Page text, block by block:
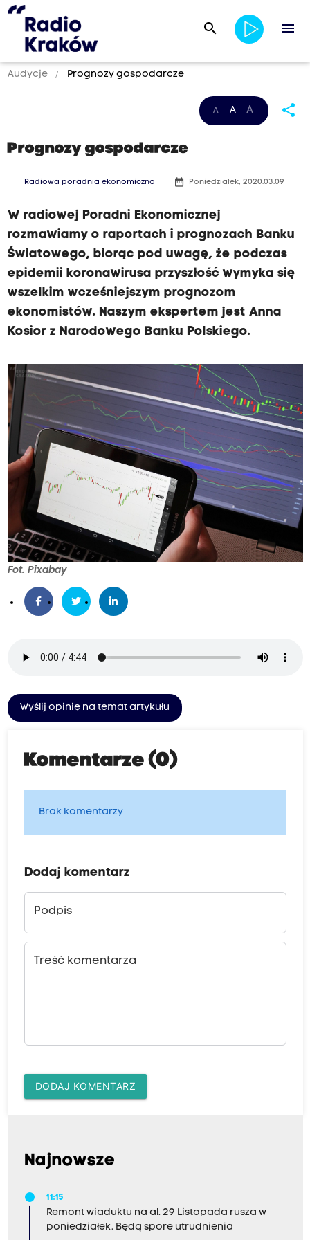
search menu
Audycje Prognozy gospodarcze
A A A share
Prognozy gospodarcze
Radiowa poradnia ekonomiczna date_range Poniedziałek, 2020.03.09
W radiowej Poradni Ekonomicznej
rozmawiamy o raportach i prognozach Banku
Światowego, biorąc pod uwagę, że podczas
epidemii koronawirusa przyszłość wymyka się
wszelkim wcześniejszym prognozom
ekonomistów. Naszym ekspertem jest Anna
Kosior z Narodowego Banku Polskiego.
Fot. Pixabay
Wyślij opinię na temat artykułu
Komentarze (0)
Brak komentarzy
Dodaj komentarz
Podpis
Treść komentarza
DODAJ KOMENTARZ
Najnowsze
11:15
Remont wiaduktu na al. 29 Listopada rusza w
poniedziałek. Będą spore utrudnienia